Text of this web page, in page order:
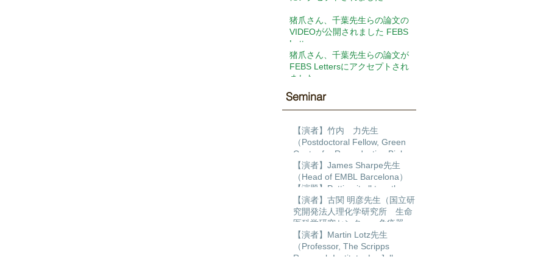
猪爪さん、千葉先生らの論文の
VIDEOが公開されました FEBS
Letters
猪爪さん、千葉先生らの論文が
FEBS Lettersにアクセプトされ
ました
Seminar​
【演者】竹内 力先生
（Postdoctoral Fellow, Green
Center for Reproductive Biology
Sciences, University of Texas
Southwestern ）【演題】
Transcription factor regulatory
networks during human cardiac
differentiation
【演者】James Sharpe先生
（Head of EMBL Barcelona）
【演題】Putting it all together:
Building a 4D multiscale model
of limb development
【演者】古関 明彦先生（国立研
究開発法人理化学研究所 生命
医科学研究センター 免疫器官
形成研究チーム チームディレ
クター）【演題】ポリコム群の
発生過程とDNA損傷修復におけ
【演者】Martin Lotz先生
（Professor, The Scripps
Research Institute, La Jolla,